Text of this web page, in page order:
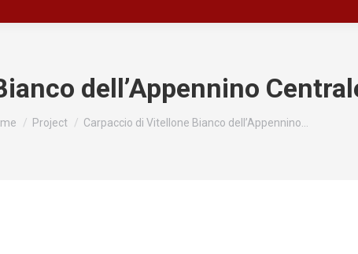
dell’Appennino
sei qui:Project Carpaccio di Vitellone Bianco dell’Appennino…